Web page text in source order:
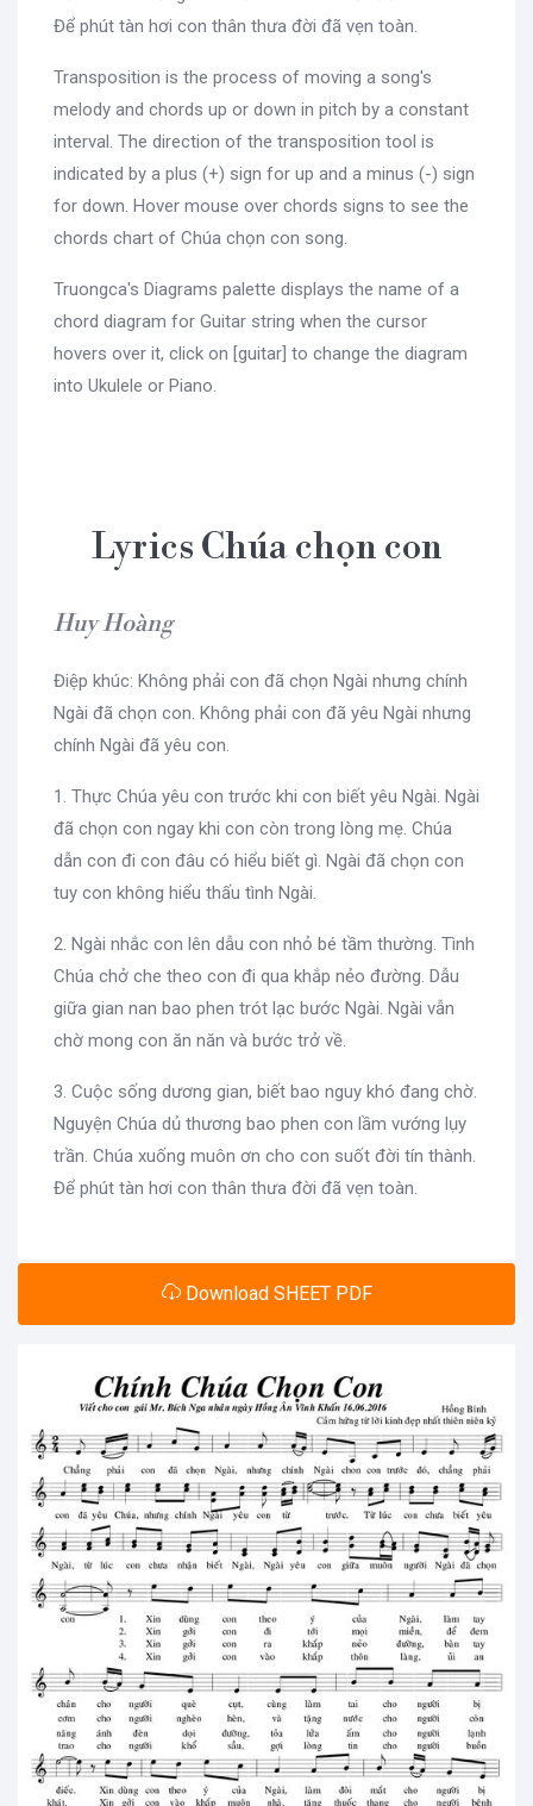
Để phút tàn hơi con thân thưa đời đã vẹn toàn.
Transposition is the process of moving a song's
melody and chords up or down in pitch by a constant
interval. The direction of the transposition tool is
indicated by a plus (+) sign for up and a minus (-) sign
for down. Hover mouse over chords signs to see the
chords chart of Chúa chọn con song.
Truongca's Diagrams palette displays the name of a
chord diagram for Guitar string when the cursor
hovers over it, click on [guitar] to change the diagram
into Ukulele or Piano.
Lyrics Chúa chọn con
Huy Hoàng
Điệp khúc: Không phải con đã chọn Ngài nhưng chính
Ngài đã chọn con. Không phải con đã yêu Ngài nhưng
chính Ngài đã yêu con.
1. Thực Chúa yêu con trước khi con biết yêu Ngài. Ngài
đã chọn con ngay khi con còn trong lòng mẹ. Chúa
dẫn con đi con đâu có hiểu biết gì. Ngài đã chọn con
tuy con không hiểu thấu tình Ngài.
2. Ngài nhắc con lên dẫu con nhỏ bé tầm thường. Tình
Chúa chở che theo con đi qua khắp nẻo đường. Dẫu
giữa gian nan bao phen trót lạc bước Ngài. Ngài vẫn
chờ mong con ăn năn và bước trở về.
3. Cuộc sống dương gian, biết bao nguy khó đang chờ.
Nguyện Chúa dủ thương bao phen con lầm vướng lụy
trần. Chúa xuống muôn ơn cho con suốt đời tín thành.
Để phút tàn hơi con thân thưa đời đã vẹn toàn.
Download SHEET PDF